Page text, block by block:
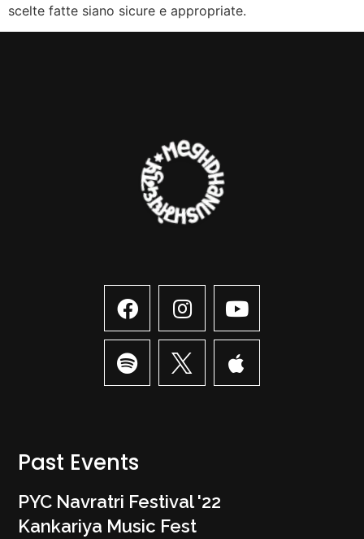
scelte fatte siano sicure e appropriate.
Past Events
PYC Navratri Festival '22
Kankariya Music Fest